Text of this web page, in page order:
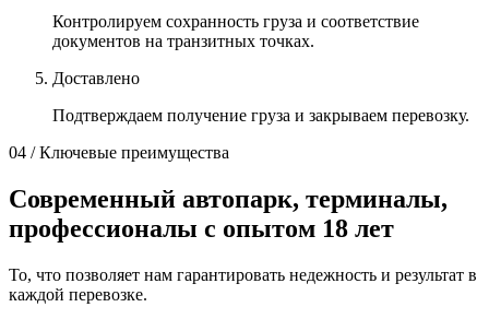
Контролируем сохранность груза и соответствие
документов на транзитных точках.
Доставлено
Подтверждаем получение груза и закрываем перевозку.
04 / Ключевые преимущества
Современный автопарк, терминалы,
профессионалы с опытом 18 лет
То, что позволяет нам гарантировать недежность и результат в
каждой перевозке.